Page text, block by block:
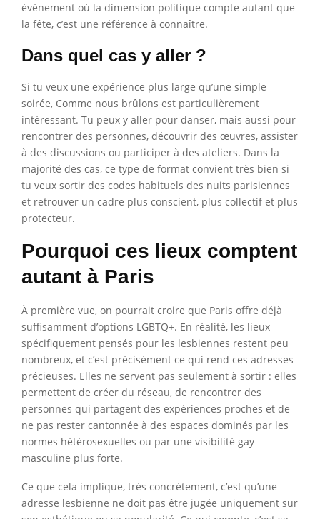
événement où la dimension politique compte autant que
la fête, c’est une référence à connaître.
Dans quel cas y aller ?
Si tu veux une expérience plus large qu’une simple
soirée, Comme nous brûlons est particulièrement
intéressant. Tu peux y aller pour danser, mais aussi pour
rencontrer des personnes, découvrir des œuvres, assister
à des discussions ou participer à des ateliers. Dans la
majorité des cas, ce type de format convient très bien si
tu veux sortir des codes habituels des nuits parisiennes
et retrouver un cadre plus conscient, plus collectif et plus
protecteur.
Pourquoi ces lieux comptent
autant à Paris
À première vue, on pourrait croire que Paris offre déjà
suffisamment d’options LGBTQ+. En réalité, les lieux
spécifiquement pensés pour les lesbiennes restent peu
nombreux, et c’est précisément ce qui rend ces adresses
précieuses. Elles ne servent pas seulement à sortir : elles
permettent de créer du réseau, de rencontrer des
personnes qui partagent des expériences proches et de
ne pas rester cantonnée à des espaces dominés par les
normes hétérosexuelles ou par une visibilité gay
masculine plus forte.
Ce que cela implique, très concrètement, c’est qu’une
adresse lesbienne ne doit pas être jugée uniquement sur